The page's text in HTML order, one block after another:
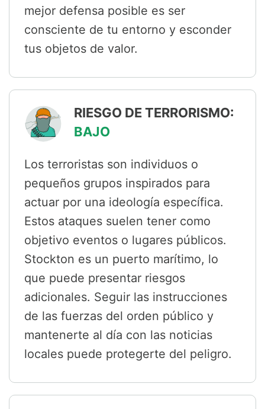
mejor defensa posible es ser
consciente de tu entorno y esconder
tus objetos de valor.
RIESGO DE TERRORISMO:
BAJO
Los terroristas son individuos o
pequeños grupos inspirados para
actuar por una ideología específica.
Estos ataques suelen tener como
objetivo eventos o lugares públicos.
Stockton es un puerto marítimo, lo
que puede presentar riesgos
adicionales. Seguir las instrucciones
de las fuerzas del orden público y
mantenerte al día con las noticias
locales puede protegerte del peligro.